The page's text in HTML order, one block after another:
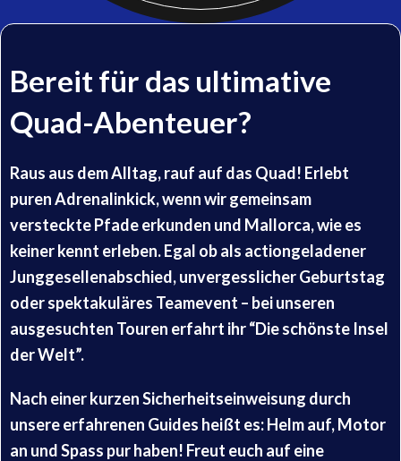
Bereit für das ultimative
Quad-Abenteuer?
Raus aus dem Alltag, rauf auf das Quad! Erlebt
puren Adrenalinkick, wenn wir gemeinsam
versteckte Pfade erkunden und Mallorca, wie es
keiner kennt erleben. Egal ob als actiongeladener
Junggesellenabschied, unvergesslicher Geburtstag
oder spektakuläres Teamevent – bei unseren
ausgesuchten Touren erfahrt ihr “Die schönste Insel
der Welt”.
Nach einer kurzen Sicherheitseinweisung durch
unsere erfahrenen Guides heißt es: Helm auf, Motor
an und Spass pur haben! Freut euch auf eine